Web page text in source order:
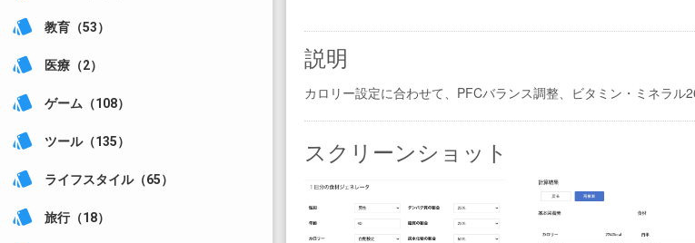
style 教育（53）
style 医療（2）
style ゲーム（108）
style ツール（135）
style ライフスタイル（65）
style 旅行（18）
説明
カロリー設定に合わせて、PFCバランス調整、ビタミン・ミネラル
スクリーンショット